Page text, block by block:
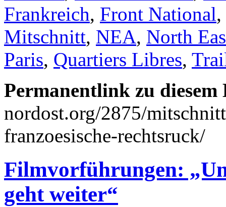
Frankreich, Front National,
Mitschnitt, NEA, North
Paris, Quartiers Libres,
Permanentlink zu
nordost.org/2875/
franzoesische-rechtsruck/
Filmvorführungen:
geht weiter“